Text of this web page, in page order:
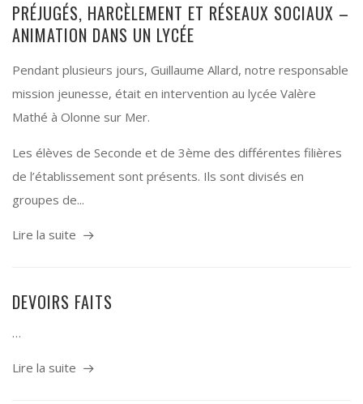
PRÉJUGÉS, HARCÈLEMENT ET RÉSEAUX SOCIAUX –
ANIMATION DANS UN LYCÉE
Pendant plusieurs jours, Guillaume Allard, notre responsable
mission jeunesse, était en intervention au lycée Valère
Mathé à Olonne sur Mer.
Les élèves de Seconde et de 3ème des différentes filières
de l’établissement sont présents. Ils sont divisés en
groupes de...
Lire la suite
DEVOIRS FAITS
…
Lire la suite